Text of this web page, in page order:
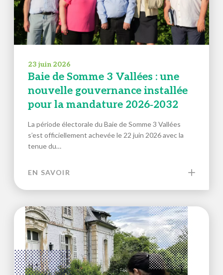
23 juin 2026
Baie de Somme 3 Vallées : une
nouvelle gouvernance installée
pour la mandature 2026‑2032
La période électorale du Baie de Somme 3 Vallées
s’est officiellement achevée le 22 juin 2026 avec la
tenue du…
EN SAVOIR